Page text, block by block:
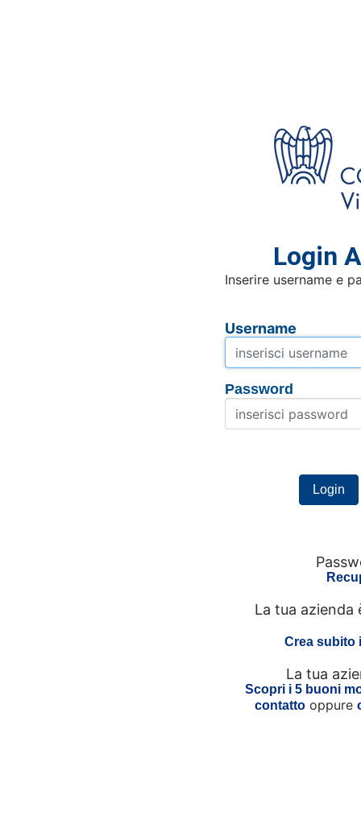
Login
Inserire username e
Username
Password
La tua azienda
Crea subito
La tua
Scopri i 5 buoni
contatto oppure